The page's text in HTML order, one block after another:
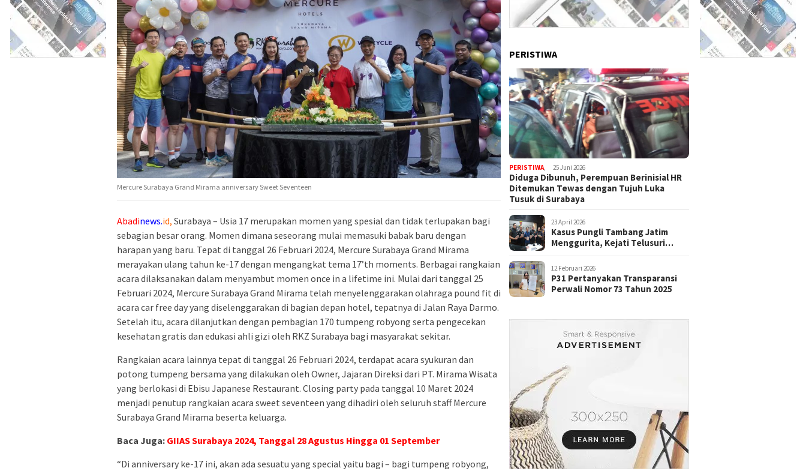
Mercure Surabaya Grand Mirama anniversary Sweet Seventeen
Abadinews.id, Surabaya – Usia 17 merupakan momen yang spesial dan tidak terlupakan bagi
sebagian besar orang. Momen dimana seseorang mulai memasuki babak baru dengan
harapan yang baru. Tepat di tanggal 26 Februari 2024, Mercure Surabaya Grand Mirama
merayakan ulang tahun ke-17 dengan mengangkat tema 17’th moments. Berbagai rangkaian
acara dilaksanakan dalam menyambut momen once in a lifetime ini. Mulai dari tanggal 25
Februari 2024, Mercure Surabaya Grand Mirama telah menyelenggarakan olahraga pound fit di
acara car free day yang diselenggarakan di bagian depan hotel, tepatnya di Jalan Raya Darmo.
Setelah itu, acara dilanjutkan dengan pembagian 170 tumpeng robyong serta pengecekan
kesehatan gratis dan edukasi ahli gizi oleh RKZ Surabaya bagi masyarakat sekitar.
Rangkaian acara lainnya tepat di tanggal 26 Februari 2024, terdapat acara syukuran dan
potong tumpeng bersama yang dilakukan oleh Owner, Jajaran Direksi dari PT. Mirama Wisata
yang berlokasi di Ebisu Japanese Restaurant. Closing party pada tanggal 10 Maret 2024
menjadi penutup rangkaian acara sweet seventeen yang dihadiri oleh seluruh staff Mercure
Surabaya Grand Mirama beserta keluarga.
Baca Juga: GIIAS Surabaya 2024, Tanggal 28 Agustus Hingga 01 September
“Di anniversary ke-17 ini, akan ada sesuatu yang special yaitu bagi – bagi tumpeng robyong,
PERISTIWA
PERISTIWA, 25 Juni 2026
Diduga Dibunuh, Perempuan Berinisial HR
Ditemukan Tewas dengan Tujuh Luka
Tusuk di Surabaya
23 April 2026
Kasus Pungli Tambang Jatim
Menggurita, Kejati Telusuri
12 Februari 2026
P31 Pertanyakan Transparansi
Perwali Nomor 73 Tahun 2025